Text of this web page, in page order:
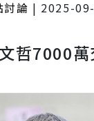
討論 | 2025-
哲7000